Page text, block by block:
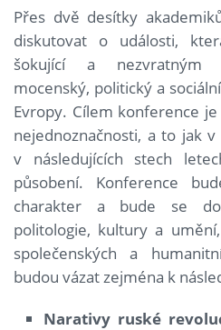
Přes dvě desítky
diskutovat o události,
šokující a nezvratným
mocenský, politický a
Evropy. Cílem konference
nejednoznačnosti, a to jak
v následujících stech
působení. Konference
charakter a bude se
politologie, kultury a
společenských a
budou vázat zejména k
Narativy ruské